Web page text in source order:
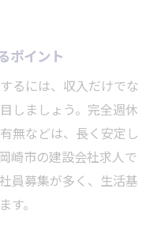
ポイント
るには、収入だけでな
しましょう。完全週休
無などは、長く安定し
崎市の建設会社求人で
員募集が多く、生活基
。